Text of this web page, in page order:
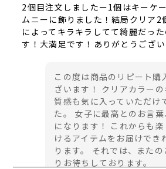
2個目注文しましたー1個はキーケ
ムニーに飾りました！結局クリア2
によってキラキラしてて綺麗だっ
す！大満足です！ありがとうござ
この度は商品のリピート購
ざいます！ クリアカラー
質感も気に入っていただけ
た。 女子に最高とのお言
になります！ これからも
けるアイテムをお届けでき
ります。 それでは、またの
りお待ちしております。